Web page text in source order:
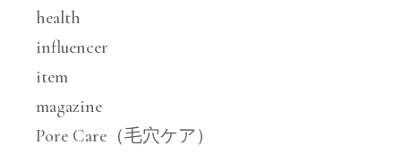
health
influencer
item
magazine
Pore Care（毛穴ケア）